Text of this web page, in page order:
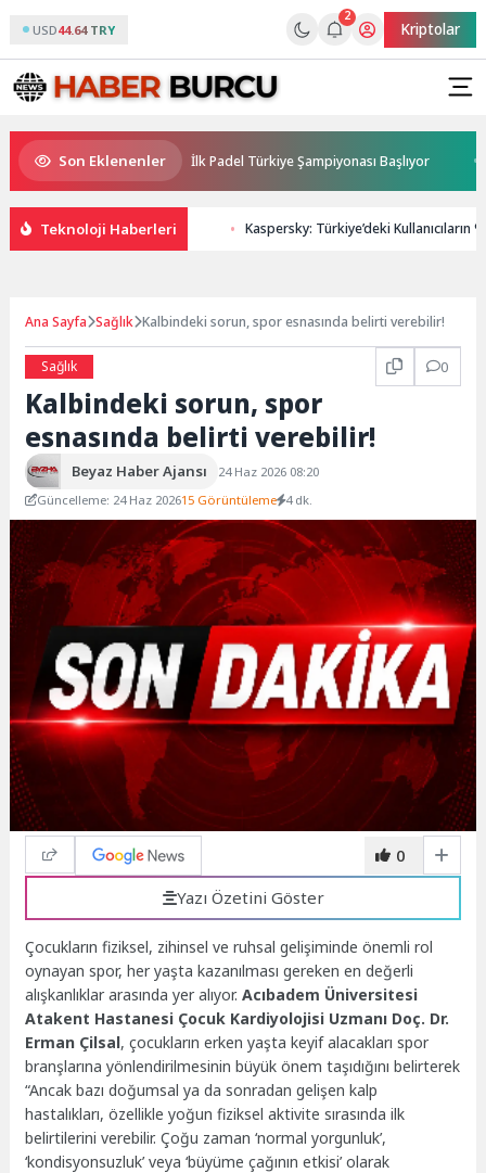
USD44.64 TRY
2
Kriptolar
Son Eklenenler
Türkiye’nin İlk Padel Türkiye Şampiyonası Başlıyor
Teknoloji Haberleri Kaspersky: Türkiye’deki Kullanıcıların
Ana Sayfa Sağlık Kalbindeki sorun, spor esnasında belirti verebilir!
Sağlık 0
Kalbindeki sorun, spor
esnasında belirti verebilir!
Beyaz Haber Ajansı
24 Haz 2026 08:20
Güncelleme: 24 Haz 202615 Görüntüleme 4 dk.
0
Yazı Özetini Göster
Çocukların fiziksel, zihinsel ve ruhsal gelişiminde önemli rol
oynayan spor, her yaşta kazanılması gereken en değerli
alışkanlıklar arasında yer alıyor.Acıbadem Üniversitesi
Atakent Hastanesi Çocuk Kardiyolojisi Uzmanı Doç. Dr.
Erman Çilsal, çocukların erken yaşta keyif alacakları spor
branşlarına yönlendirilmesinin büyük önem taşıdığını belirterek
“Ancak bazı doğumsal ya da sonradan gelişen kalp
hastalıkları, özellikle yoğun fiziksel aktivite sırasında ilk
belirtilerini verebilir. Çoğu zaman ‘normal yorgunluk’,
‘kondisyonsuzluk’ veya ‘büyüme çağının etkisi’ olarak